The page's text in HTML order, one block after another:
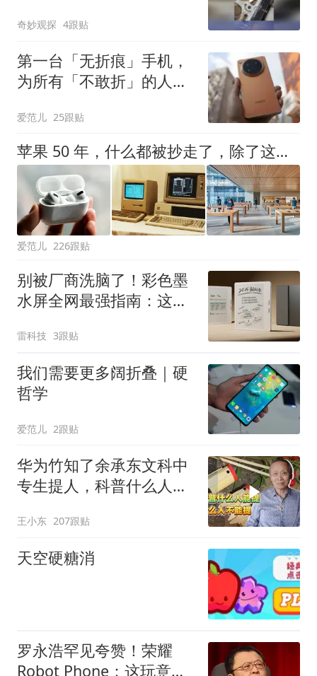
奇妙观探 4跟贴
第一台「无折痕」手机，
为所有「不敢折」的人而
爱范儿 25跟贴
苹果 50 年，什么都被抄走了，除了这一样
爱范儿 226跟贴
别被厂商洗脑了！彩色墨
水屏全网最强指南：这样
雷科技 3跟贴
我们需要更多阔折叠｜硬
哲学
爱范儿 2跟贴
华为竹知了余承东文科中
专生提人，科普什么人能
王小东 207跟贴
天空硬糖消
罗永浩罕见夸赞！荣耀
Robot Phone：这玩意儿